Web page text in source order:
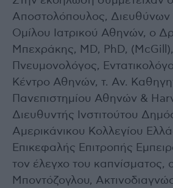
Αποστολόπουλος,
Ομίλου Ιατρικού Αθηνών, ο
Μπεχράκης, MD, PhD, (McGill),
Πνευμονολόγος,
Κέντρο Αθηνών, τ. Αν.
Πανεπιστημίου Αθηνών &
Διευθυντής Ινστιτούτου
Αμερικάνικου Κολλεγίου
Επικεφαλής Επιτροπής
τον έλεγχο του καπνίσματος,
Μποντόζογλου,